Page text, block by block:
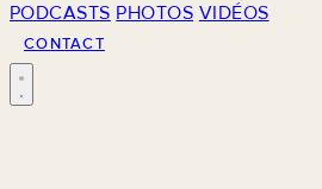
PODCASTS PHOTOS VIDÉOS
CONTACT